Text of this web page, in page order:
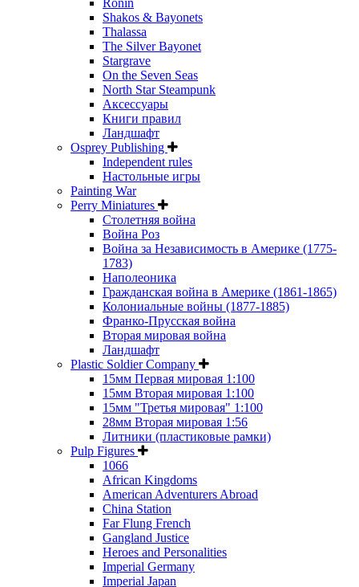
Ronin
Shakos & Bayonets
Thalassa
The Silver Bayonet
Stargrave
On the Seven Seas
North Star Steampunk
Аксессуары
Книги правил
Ландшафт
Osprey Publishing
Independent rules
Настольные игры
Painting War
Perry Miniatures
Столетняя война
Война Роз
Война за Независимость в Америке (1775-
1783)
Наполеоника
Гражданская война в Америке (1861-1865)
Колониальные войны (1877-1885)
Франко-Прусская война
Вторая мировая война
Ландшафт
Plastic Soldier Company
15мм Первая мировая 1:100
15мм Вторая мировая 1:100
15мм "Третья мировая" 1:100
28мм Вторая мировая 1:56
Литники (пластиковые рамки)
Pulp Figures
1066
African Kingdoms
American Adventurers Abroad
China Station
Far Flung French
Gangland Justice
Heroes and Personalities
Imperial Germany
Imperial Japan